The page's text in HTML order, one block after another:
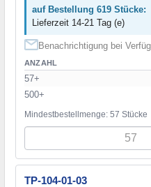
auf Bestellung 619 Stücke:
Lieferzeit 14-21 Tag (e)
Benachrichtigung bei
ANZAHL
57+
500+
Mindestbestellmenge: 57 Stücke
TP-104-01-03